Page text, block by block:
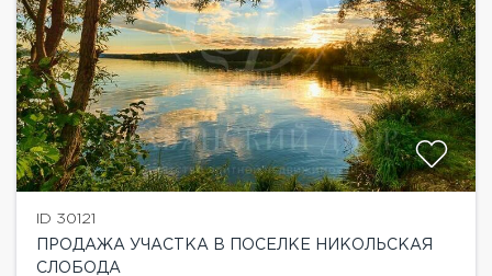
ID 30121
ПРОДАЖА УЧАСТКА В ПОСЕЛКЕ НИКОЛЬСКАЯ
СЛОБОДА